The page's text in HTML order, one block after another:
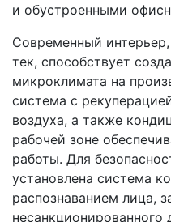
и обустроенными
Современный
тек, способствует
микроклимата на
система с
воздуха, а также
рабочей зоне
работы. Для
установлена система
распознаванием лица,
несанкционированного